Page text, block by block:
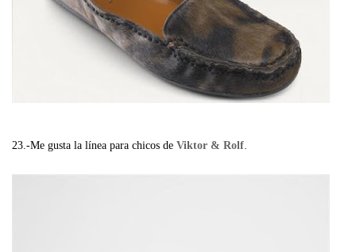
23.-Me gusta la línea para chicos de Viktor & Rolf.